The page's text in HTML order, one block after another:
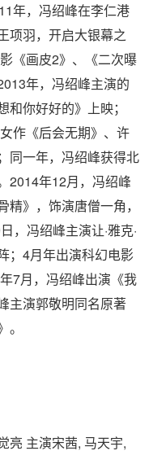
年，冯绍峰在李仁港
项羽，开启大银幕之
《画皮2》、《二次曝
年，冯绍峰主演的
你好好的》上映；
作《后会无期》、许
同一年，冯绍峰获得北
2014年12月，冯绍峰
》，饰演唐僧一角，
，冯绍峰主演让·雅克·
；4月年出演科幻电影
7月，冯绍峰出演《我
主演郭敬明同名原著
亮 主演宋茜, 马天宇,